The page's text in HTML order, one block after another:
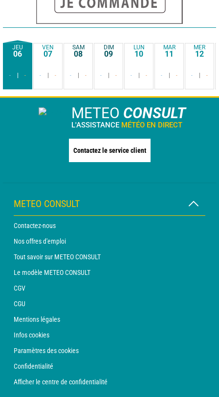
JEU
06
- -
VEN
07
- -
SAM
08
- -
DIM
09
- -
LUN
10
- -
MAR
11
- -
MER
12
- -
METEO CONSULT
L'ASSISTANCE MÉTÉO EN DIRECT
Contactez le service client
METEO CONSULT
Contactez-nous
Nos offres d'emploi
Tout savoir sur METEO CONSULT
Le modèle METEO CONSULT
CGV
CGU
Mentions légales
Infos cookies
Paramètres des cookies
Confidentialité
Afficher le centre de confidentialité